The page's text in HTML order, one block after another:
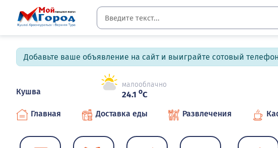
Добавьте ваше объявление на сайт и выиграйте сотовый
Кушва
малооблачно
24.1 oC
Главная Доставка еды Развлечения